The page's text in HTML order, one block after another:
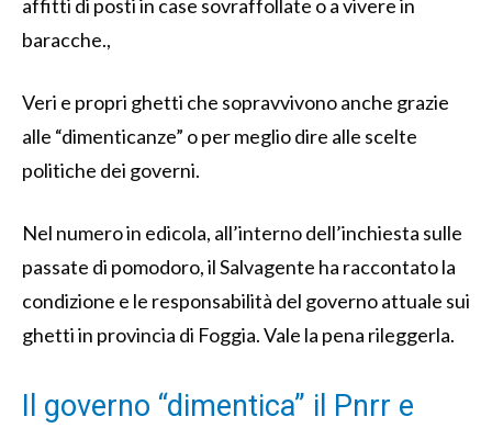
affitti di posti in case sovraffollate o a vivere in
baracche.,
Veri e propri ghetti che sopravvivono anche grazie
alle “dimenticanze” o per meglio dire alle scelte
politiche dei governi.
Nel numero in edicola, all’interno dell’inchiesta sulle
passate di pomodoro, il Salvagente ha raccontato la
condizione e le responsabilità del governo attuale sui
ghetti in provincia di Foggia. Vale la pena rileggerla.
Il governo “dimentica” il Pnrr e